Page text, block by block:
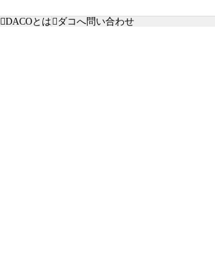
DACOとは ダコへ問い合わせ